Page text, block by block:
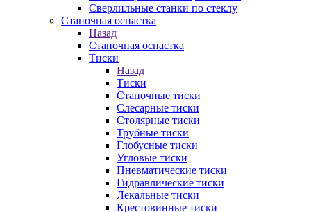
Сверлильные станки по стеклу
Станочная оснастка
Назад
Станочная оснастка
Тиски
Назад
Тиски
Станочные тиски
Слесарные тиски
Столярные тиски
Трубные тиски
Глобусные тиски
Угловые тиски
Пневматические тиски
Гидравлические тиски
Лекальные тиски
Крестовинные тиски